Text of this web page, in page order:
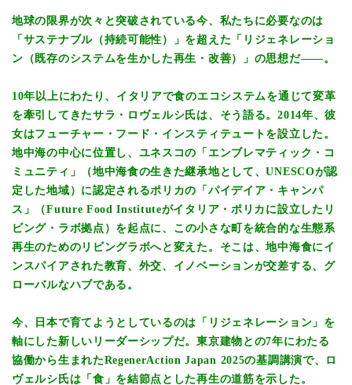
地球の限界が次々と突破されている今、私たちに必要なのは
「サステナブル（持続可能性）」を超えた「リジェネレーショ
ン（既存のシステムを生かした再生・改善）」の思想だ——。
10年以上にわたり、イタリアで食のエコシステムを通じて変革
を牽引してきたサラ・ロヴェルシ氏は、そう語る。2014年、彼
女はフューチャー・フード・インスティテュートを設立した。
地中海の中心に位置し、ユネスコの「エンブレマティック・コ
ミュニティ」（地中海食の生きた継承地として、UNESCOが認
定した地域）に認定されるポリカの「パイデイア・キャンパ
ス」（Future Food Instituteがイタリア・ポリカに設立したリ
ビング・ ラボ拠点）を起点に、この小さな町を統合的な生態系
再生のためのリビングラボへと変えた。 そこは、地中海食にイ
ンスパイアされた教育、外交、イノベーションが交差する、グ
ローバルなハブである。
今、日本で育てようとしているのは「リジェネレーション」を
軸にした新しいリーダーシップだ。東京建物との7年にわたる
協働から生まれたRegenerAction Japan 2025の基調講演で、ロ
ヴェルシ氏は「食」を結節点とした再生の道筋を示した。